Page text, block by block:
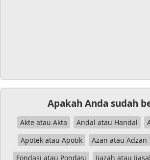
Apakah Anda sudah
Akte atau Akta Andal atau Handal
Apotek atau Apotik
Azan atau Adzan
Fondasi atau Pondasi
Ijazah atau